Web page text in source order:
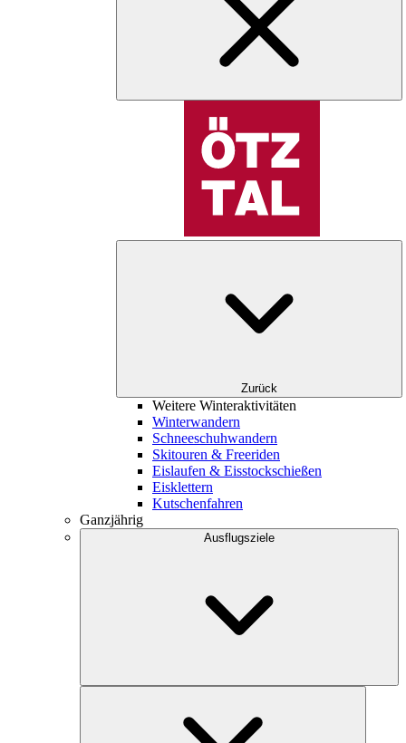
Zurück
Weitere Winteraktivitäten
Winterwandern
Schneeschuhwandern
Skitouren & Freeriden
Eislaufen & Eisstockschießen
Eisklettern
Kutschenfahren
Ganzjährig
Ausflugsziele